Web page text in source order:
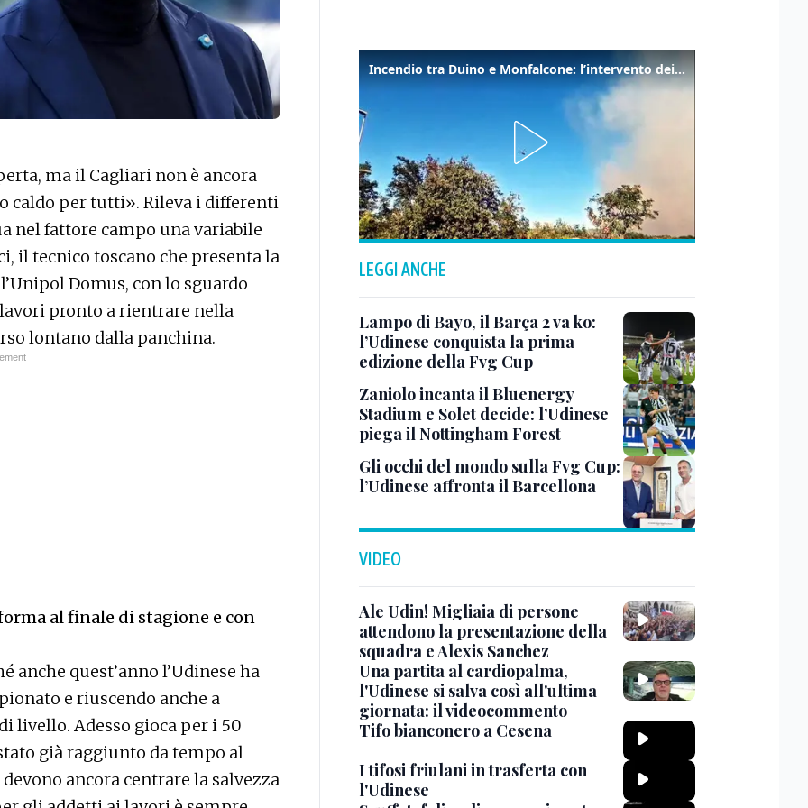
ma il Cagliari non è ancora
caldo per tutti». Rileva i differenti
nel fattore campo una variabile
il tecnico toscano che presenta la
Domus, con lo sguardo
pronto a rientrare nella
lontano dalla panchina.
al finale di stagione e con
anche quest’anno l’Udinese ha
e riuscendo anche a
livello. Adesso gioca per i 50
già raggiunto da tempo al
ancora centrare la salvezza
Incendio tra Duino e Monfalcone: l’intervento dei vigili del fuoco
LEGGI ANCHE
Lampo di Bayo, il Barça 2 va ko:
l’Udinese conquista la prima
edizione della Fvg Cup
Zaniolo incanta il Bluenergy
Stadium e Solet decide: l’Udinese
piega il Nottingham Forest
Gli occhi del mondo sulla Fvg Cup:
l’Udinese affronta il Barcellona
VIDEO
Ale Udin! Migliaia di persone
attendono la presentazione della
squadra e Alexis Sanchez
Una partita al cardiopalma,
l'Udinese si salva così all'ultima
giornata: il videocommento
Tifo bianconero a Cesena
I tifosi friulani in trasferta con
l'Udinese